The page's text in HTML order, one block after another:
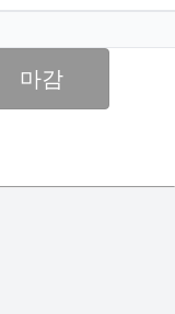
마감